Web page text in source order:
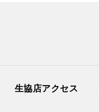
生協店アクセス